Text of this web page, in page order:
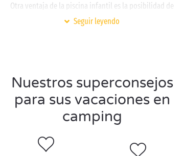
Otra ventaja de la piscina infantil es la posibilidad de
aprender a nadar. Tanto si la sesión está supervisada
brazadas. ¡Vaya sacando los manguitos y las gafas de
natación, porque la clase está a punto de empezar!
Seguir leyendo
Nuestros superconsejos
para sus vacaciones en
camping